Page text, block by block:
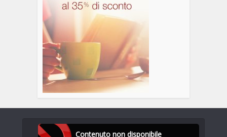
Contenuto non disponibile